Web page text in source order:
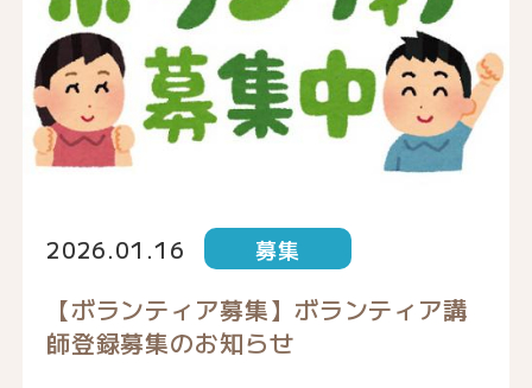
2026.01.16 募集
【ボランティア募集】ボランティア講
師登録募集のお知らせ